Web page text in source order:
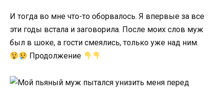
И тогда во мне что-то оборвалось. Я впервые за все
эти годы встала и заговорила. После моих слов муж
был в шоке, а гости смеялись, только уже над ним.
Продолжение